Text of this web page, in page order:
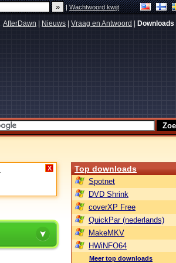
|Wachtwoord kwijt
AfterDawn Nieuws Vraag en Antwoord Downloads
X Top downloads
Spotnet
DVD Shrink
coverXP Free
QuickPar (nederlands)
MakeMKV
HWiNFO64
Meer top downloads